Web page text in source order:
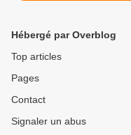
Hébergé par Overblog
Top articles
Pages
Contact
Signaler un abus